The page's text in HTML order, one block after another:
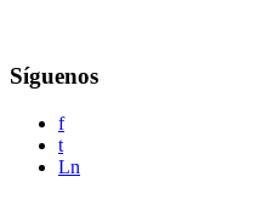
Síguenos
f
t
Ln